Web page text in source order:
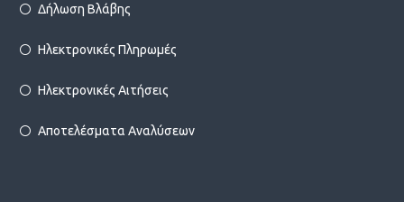
Δήλωση Βλάβης
Ηλεκτρονικές Πληρωμές
Ηλεκτρονικές Αιτήσεις
Αποτελέσματα Αναλύσεων